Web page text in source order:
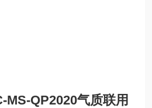
MS-QP2020气质联用